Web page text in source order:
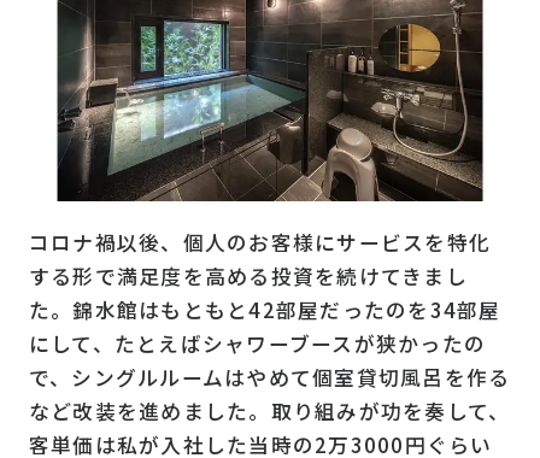
コロナ禍以後、個人のお客様にサービスを特化
する形で満足度を高める投資を続けてきまし
た。錦水館はもともと42部屋だったのを34部屋
にして、たとえばシャワーブースが狭かったの
で、シングルルームはやめて個室貸切風呂を作る
など改装を進めました。取り組みが功を奏して、
客単価は私が入社した当時の2万3000円ぐらい